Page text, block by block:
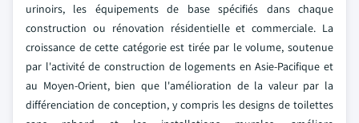
urinoirs, les équipements de base spécifiés dans chaque
construction ou rénovation résidentielle et commerciale. La
croissance de cette catégorie est tirée par le volume, soutenue
par l'activité de construction de logements en Asie-Pacifique et
au Moyen-Orient, bien que l'amélioration de la valeur par la
différenciation de conception, y compris les designs de toilettes